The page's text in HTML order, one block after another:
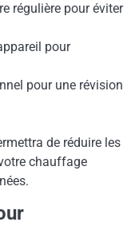
régulière pour éviter
pour
pour une révision
de réduire les
chauffage